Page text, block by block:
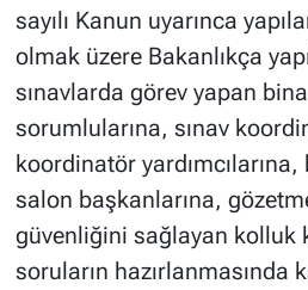
sayılı Kanun uyarınca
olmak üzere Bakanlıkça
sınavlarda görev yapan
sorumlularına, sınav
koordinatör
salon başkanlarına,
güvenliğini sağlayan kolluk
soruların hazırlanmasında